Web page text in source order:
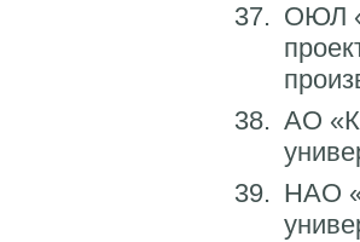
ОЮЛ
АО «
НАО